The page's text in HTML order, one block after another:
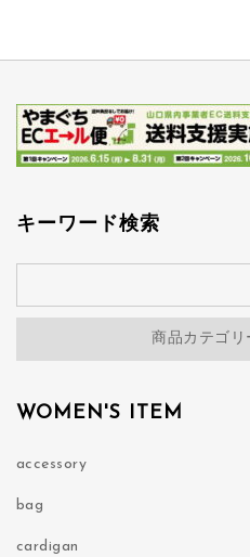
キーワード検索
商品カテゴリ
WOMEN'S ITEM
accessory
bag
cardigan